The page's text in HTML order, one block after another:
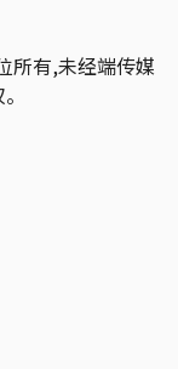
所有,未经端传媒